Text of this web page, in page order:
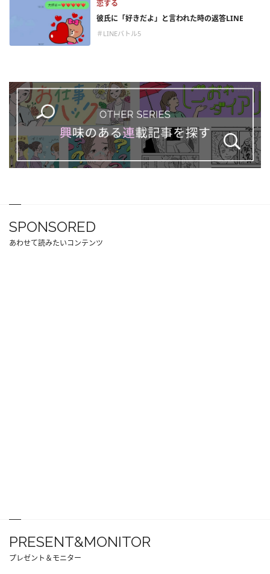
恋する
彼氏に「好きだよ」と言われた時の返答LINE
＃LINEバトル5
SPONSORED
あわせて読みたいコンテンツ
PRESENT&MONITOR
プレゼント＆モニター